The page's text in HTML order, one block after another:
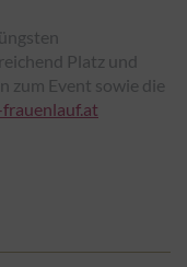
Platz und
zum Event sowie die